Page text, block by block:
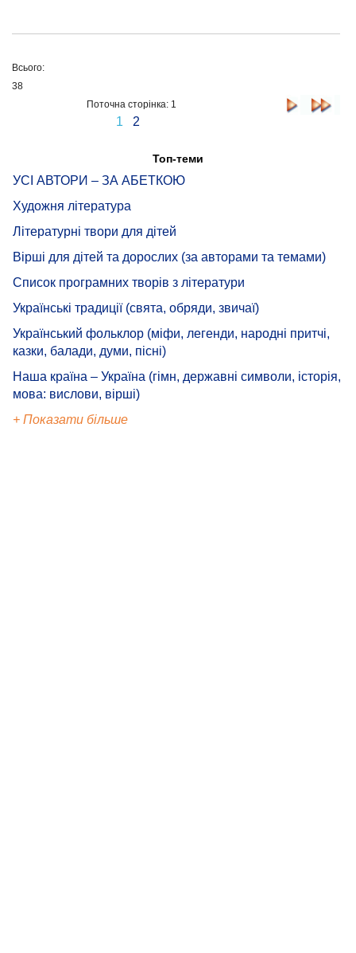
Всього:
38
Поточна сторінка: 1
1 2
Топ-теми
УСІ АВТОРИ – ЗА АБЕТКОЮ
Художня література
Літературні твори для дітей
Вірші для дітей та дорослих (за авторами та темами)
Список програмних творів з літератури
Українські традиції (свята, обряди, звичаї)
Український фольклор (міфи, легенди, народні притчі,
казки, балади, думи, пісні)
Наша країна – Україна (гімн, державні символи, історія,
мова: вислови, вірші)
+ Показати більше